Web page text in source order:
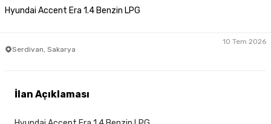
Hyundai Accent Era 1.4 Benzin LPG
Serdivan, Sakarya
10 Tem 2026
İlan Açıklaması